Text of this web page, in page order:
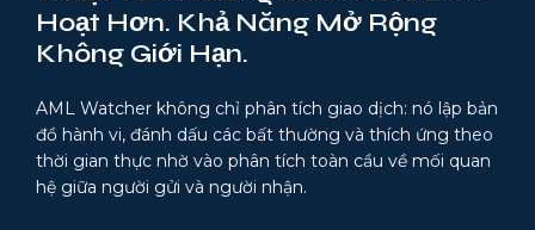
Hoạt Hơn. Khả Năng Mở Rộng
Không Giới Hạn.
AML Watcher không chỉ phân tích giao dịch: nó lập bản
đồ hành vi, đánh dấu các bất thường và thích ứng theo
thời gian thực nhờ vào phân tích toàn cầu về mối quan
hệ giữa người gửi và người nhận.